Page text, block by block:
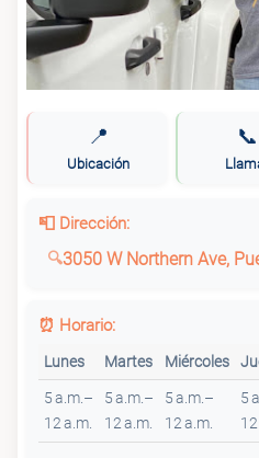
📍
Ubicación
📞
📮 Dirección:
3050 W Northern Ave,
⏰ Horario:
Lunes Martes Miércoles
5 a.m.–
12 a.m.
5 a.m.–
12 a.m.
5 a.m.–
12 a.m.
5